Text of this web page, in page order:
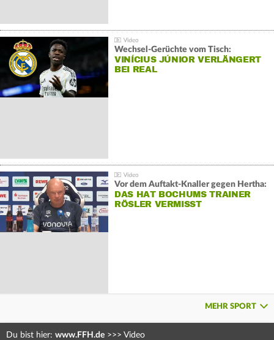
Wechsel-Gerüchte vom Tisch:
VINÍCIUS JÚNIOR VERLÄNGERT
BEI REAL
Vor dem Auftakt-Knaller gegen Hertha:
DAS HAT BOCHUMS TRAINER
RÖSLER VERMISST
MEHR SPORT
Du bist hier: www.FFH.de >>> Video